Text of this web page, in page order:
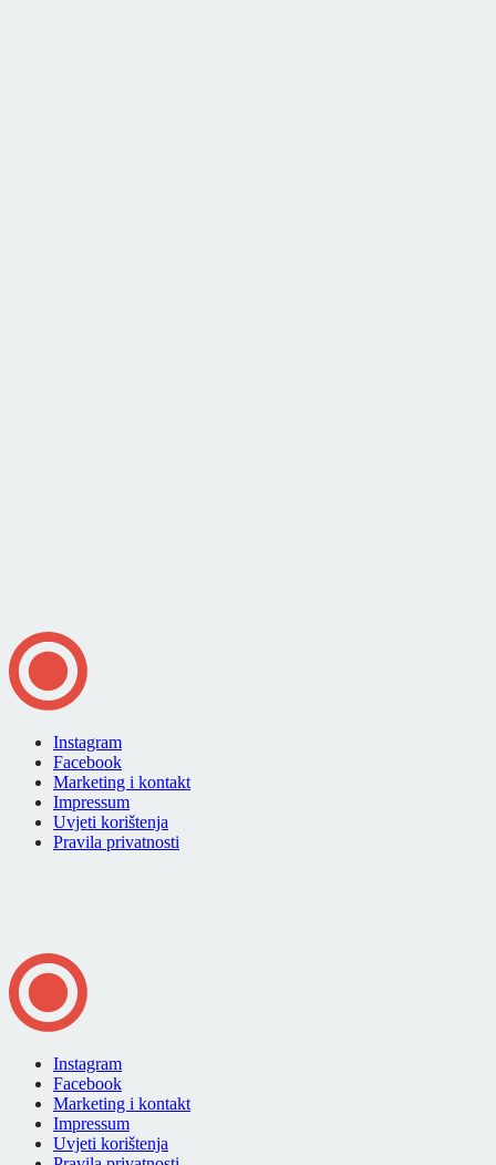
Instagram
Facebook
Marketing i kontakt
Impressum
Uvjeti korištenja
Pravila privatnosti
Instagram
Facebook
Marketing i kontakt
Impressum
Uvjeti korištenja